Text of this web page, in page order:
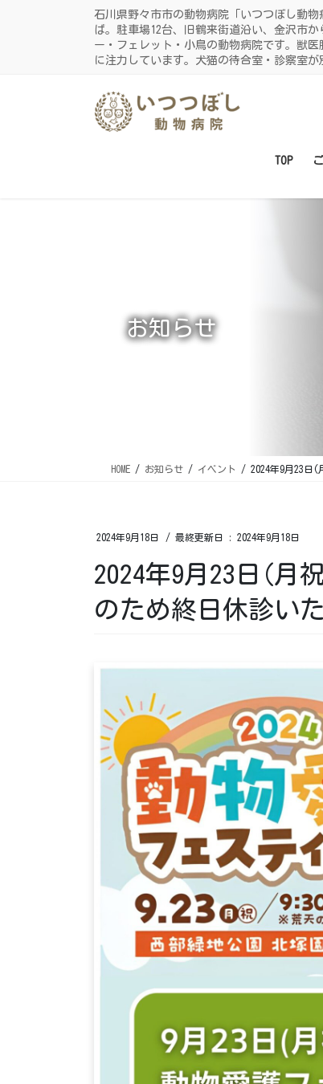
石川県野々市市の動物病院「いつつぼし動
ば。駐車場12台、旧鶴来街道沿い、金沢市
ー・フェレット・小鳥の動物病院です。獣
に注力しています。犬猫の待合室・診察室
TOP
お知らせ
HOME お知らせ イベント 2024年9月23日(
2024年9月18日 / 最終更新日 : 2024年9月18日
2024年9月23日(月
のため終日休診い